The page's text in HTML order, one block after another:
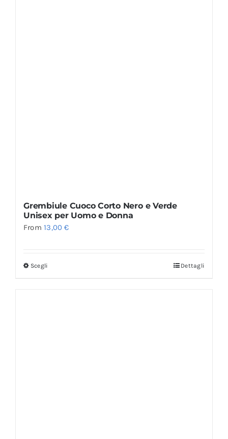
Grembiule Cuoco Corto Nero e Verde
Unisex per Uomo e Donna
From13,00€
Scegli Dettagli